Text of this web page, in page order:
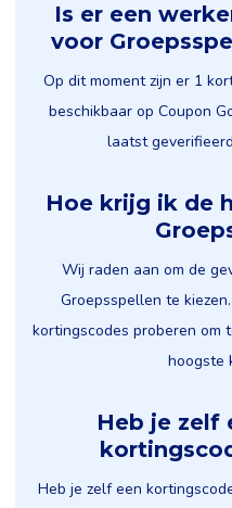
Is er een
voor
Op dit moment zijn er 1
beschikbaar op Coupon
laatst
Hoe krijg ik de
Wij raden aan om de
Groepsspellen te
kortingscodes proberen om
hoogste
Heb je zelf
Heb je zelf een